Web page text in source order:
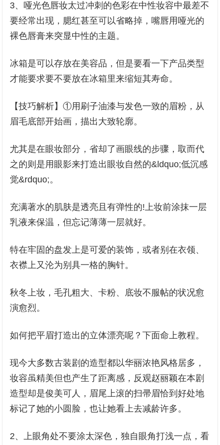
3、哑光色唇妆太过冲刺的色彩在中性妆容中最差不
要经常出现，腮红甚至可以省略掉，嘴唇用哑光的
裸色唇膏来突显中性的主题。
冰箱是可以存放在美容品，但是要看一下产品类型
才能要求要不要放在冰箱里来缩短其寿命。
【技巧解析】①用刷子油漆与发色一致的眉粉，从
眉毛底部开始画，描出大致轮廓。
尤其是在眼妆部分，省却了画眼线的步骤，取而代
之的则是用眼影来打造出眼妆自然的&ldquo;低沉感
觉&rdquo;。
充满著水的肌肤是透亮且有弹性的!上妆前涂抹一层
乳液来保温，但忘记薄薄一层就好。
特在牢固的盘发上是可爱的装饰，或者别在衣领、
衣襟上又沦为别具一格的胸针。
秋冬上妆，毛孔粗大、卡粉、底妆不服帖的状况愈
演愈烈。
如何把平眉打造出的立体漂亮呢？下面命上教程。
现今大多数古装剧的造型都以华丽浓艳风格居多，
妆容虽精美但也产生了距离感，反观赵丽颖在本剧
造型却是俊美可人，眉尾上滚的扫帚眉恰到好处地
标记了她的小圆脸，也让她看上去减龄许多。
2、上眼角处不要涂太深色，独自眼角打浅一点，看